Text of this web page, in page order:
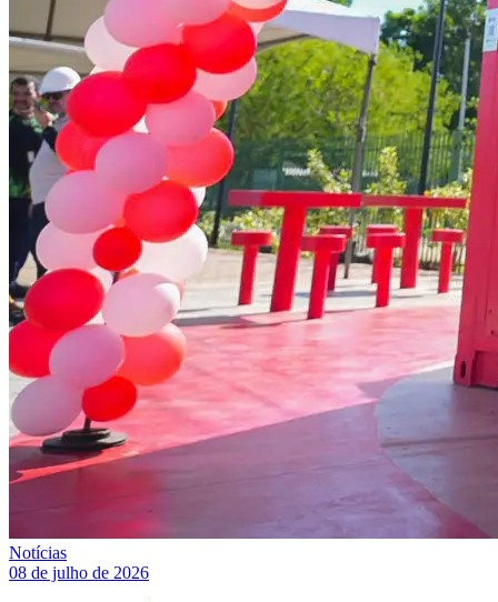
Notícias
08 de julho de 2026